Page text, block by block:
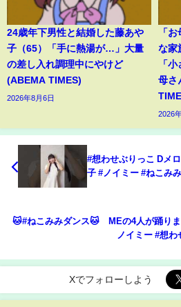
24歳年下男性と結婚した藤あや
子（65）「手に熱湯が…」大量
の差し入れ調理中にやけど
(ABEMA TIMES)
2026年8月6日
「
な家
「
母さ
2026
#想わせぶりっこ Dメ
子 #ノイミー #ねこみみ #絶対好きじゃん #絶対好き
🐱#ねこみみダンス🐱≠MEの4人が踊りま
ノイミー #想わ
Xでフォローしよう